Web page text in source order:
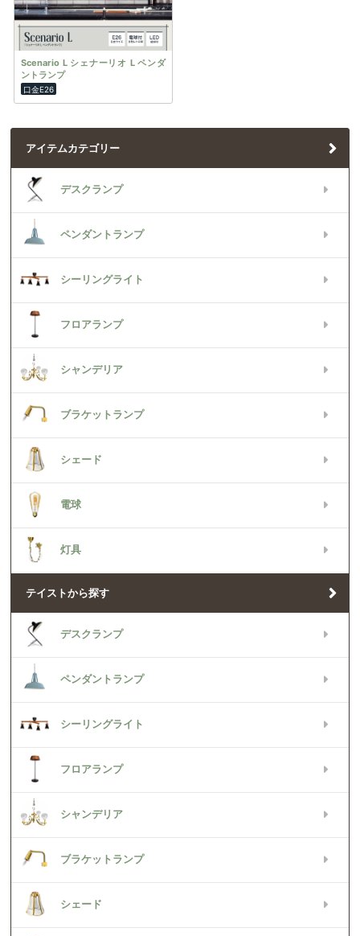
Scenario L シェナーリオ L ペンダ
ントランプ
口金E26
アイテムカテゴリー
デスクランプ
ペンダントランプ
シーリングライト
フロアランプ
シャンデリア
ブラケットランプ
シェード
電球
灯具
テイストから探す
デスクランプ
ペンダントランプ
シーリングライト
フロアランプ
シャンデリア
ブラケットランプ
シェード